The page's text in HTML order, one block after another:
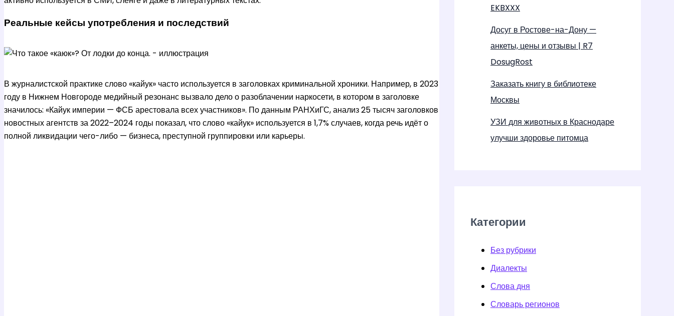
Реальные кейсы употребления и последствий
В журналистской практике слово «кайук» часто используется в заголовках криминальной хроники. Например, в 2023
году в Нижнем Новгороде медийный резонанс вызвало дело о разоблачении наркосети, в котором в заголовке
значилось: «Кайук империи — ФСБ арестовала всех участников». По данным РАНХиГС, анализ 25 тысяч заголовков
новостных агентств за 2022–2024 годы показал, что слово «кайук» используется в 1,7% случаев, когда речь идёт о
полной ликвидации чего-либо — бизнеса, преступной группировки или карьеры.
EKBXXX
Досуг в Ростове-на-Дону —
анкеты, цены и отзывы | R7
DosugRost
Заказать книгу в библиотеке
Москвы
УЗИ для животных в Краснодаре
улучши здоровье питомца
Категории
Без рубрики
Диалекты
Слова дня
Словарь регионов